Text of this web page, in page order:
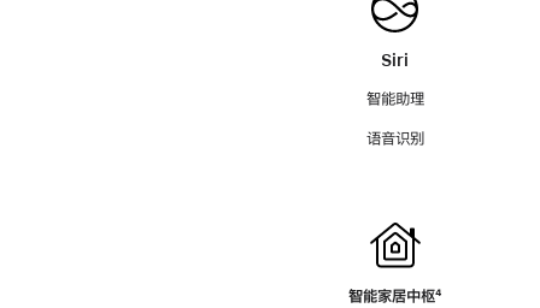
Siri
智能助理
语音识别
智能家居中枢脚
⁴